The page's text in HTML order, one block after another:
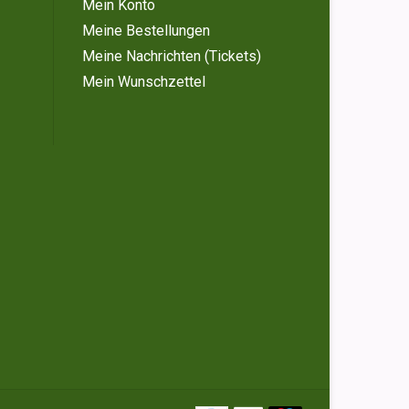
Mein Konto
Meine Bestellungen
Meine Nachrichten (Tickets)
Mein Wunschzettel